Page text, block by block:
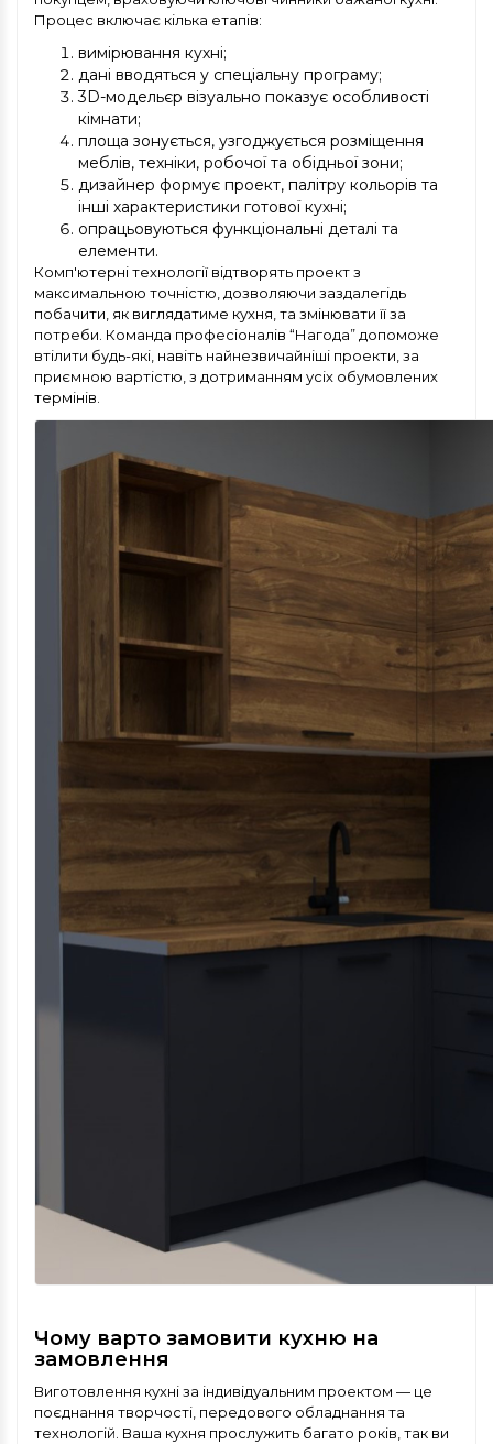
Процес включає кілька етапів:
вимірювання кухні;
дані вводяться у спеціальну програму;
3D-модельєр візуально показує особливості
кімнати;
площа зонується, узгоджується розміщення
меблів, техніки, робочої та обідньої зони;
дизайнер формує проект, палітру кольорів та
інші характеристики готової кухні;
опрацьовуються функціональні деталі та
елементи.
Комп'ютерні технології відтворять проект з
максимальною точністю, дозволяючи заздалегідь
побачити, як виглядатиме кухня, та змінювати її за
потреби. Команда професіоналів “Нагода” допоможе
втілити будь-які, навіть найнезвичайніші проекти, за
приємною вартістю, з дотриманням усіх обумовлених
термінів.
Чому варто замовити кухню на
замовлення
Виготовлення кухні за індивідуальним проектом — це
поєднання творчості, передового обладнання та
технологій. Ваша кухня прослужить багато років, так ви